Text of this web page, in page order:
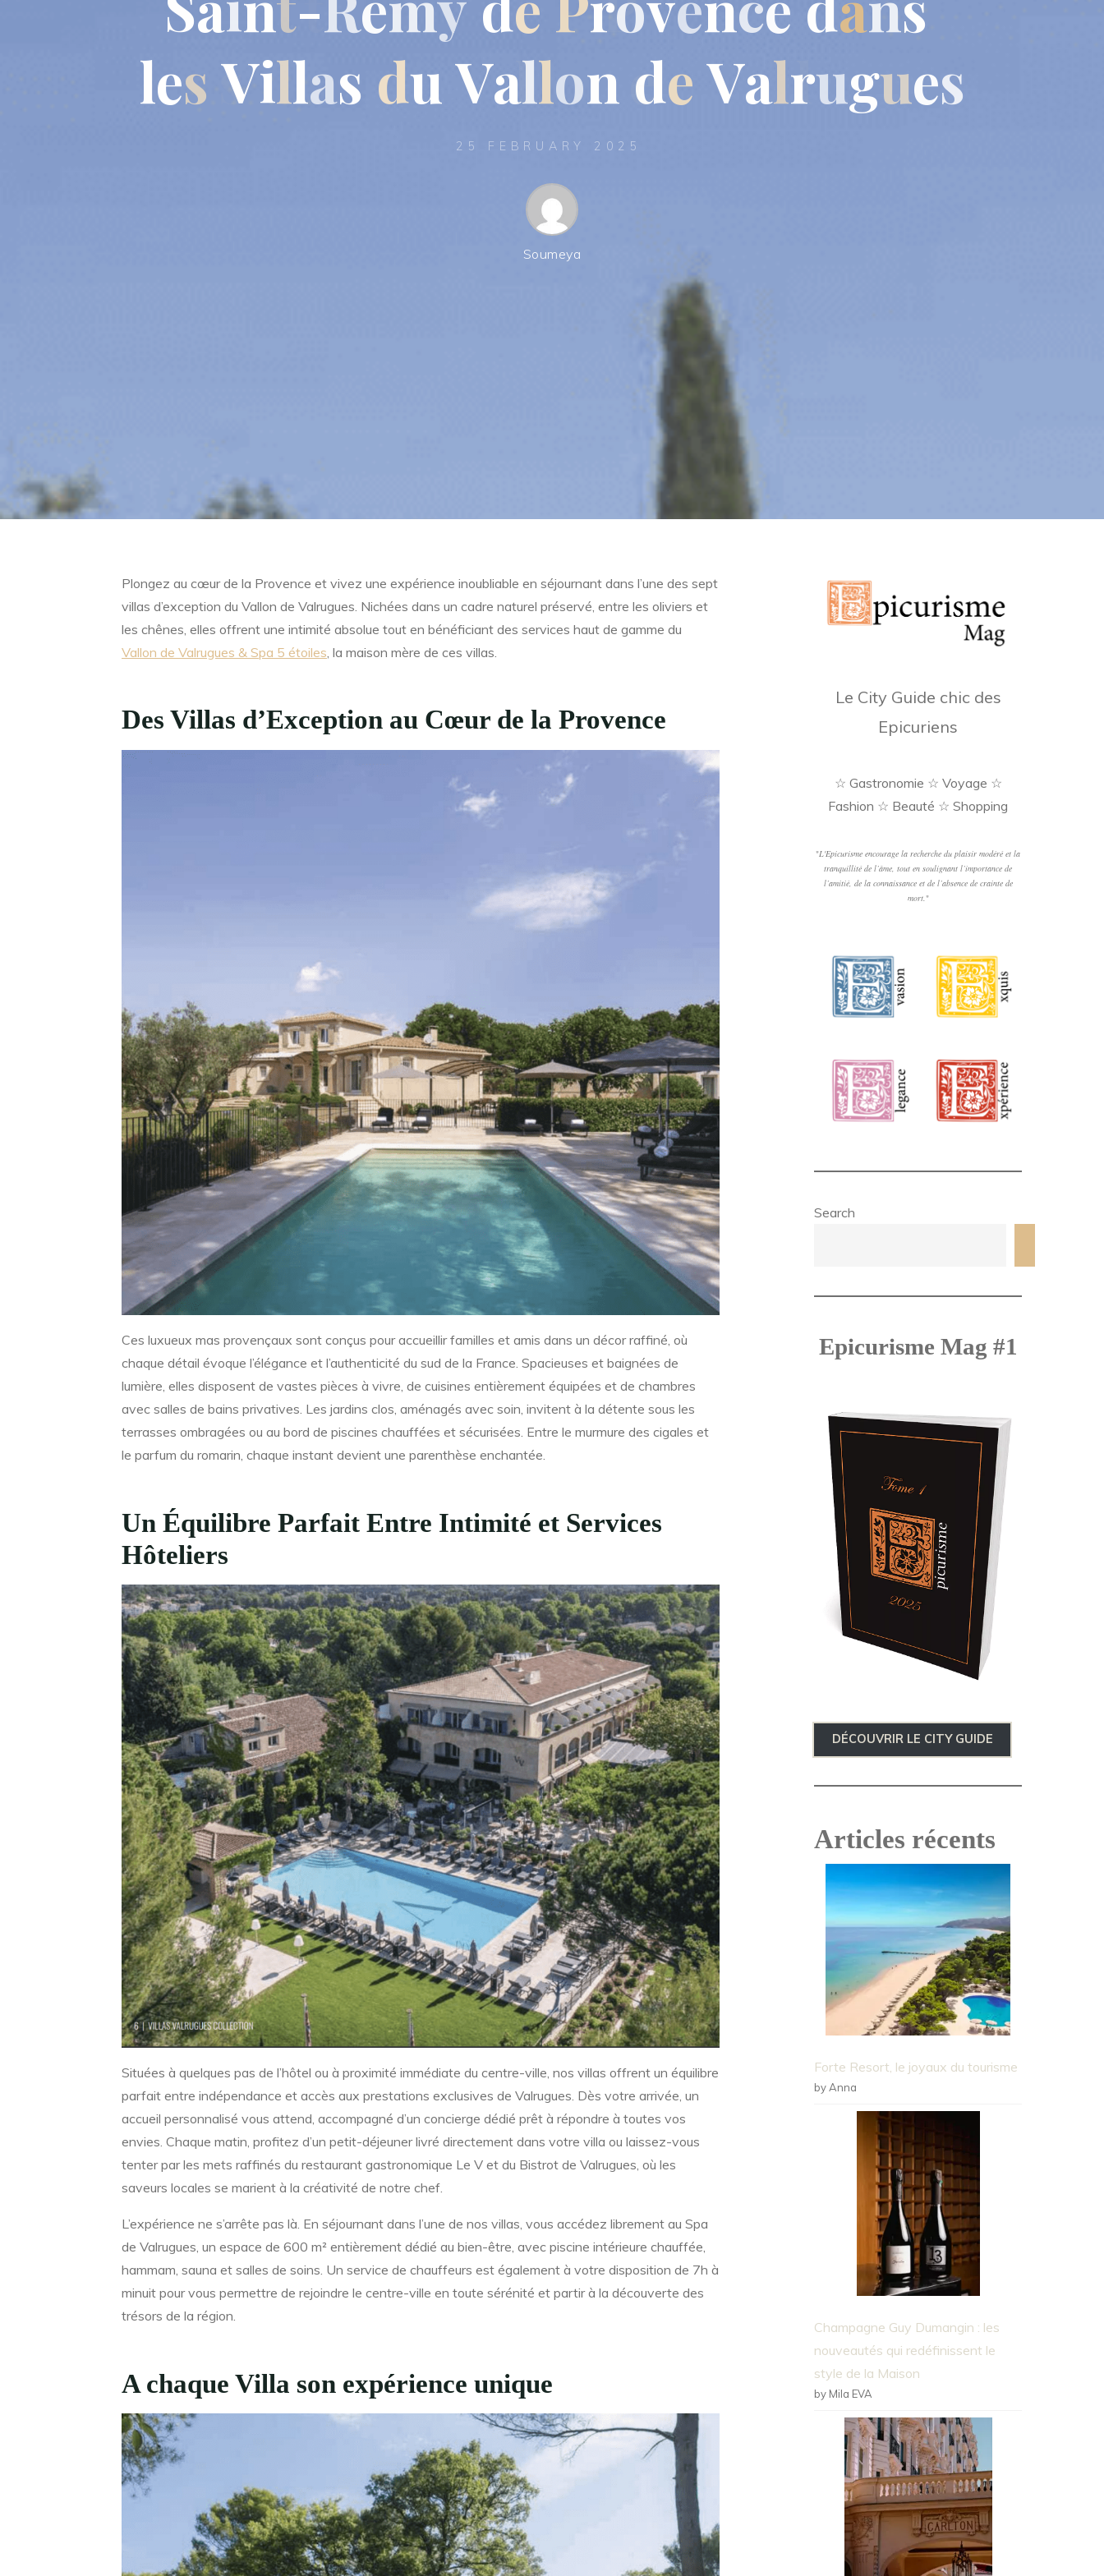
les Villas duVallon deValrugues
25 FEBRUARY 2025
Soumeya
Plongez au cœur de la Provence et vivez une expérience inoubliable en séjournant dans l’une des sept
villas d’exception du Vallon de Valrugues. Nichées dans un cadre naturel préservé, entre les oliviers et
les chênes, elles offrent une intimité absolue tout en bénéficiant des services haut de gamme du
Vallon de Valrugues & Spa 5 étoiles, la maison mère de ces villas.
Des Villas d’Exception au Cœur de la Provence
Ces luxueux mas provençaux sont conçus pour accueillir familles et amis dans un décor raffiné, où
chaque détail évoque l’élégance et l’authenticité du sud de la France. Spacieuses et baignées de
lumière, elles disposent de vastes pièces à vivre, de cuisines entièrement équipées et de chambres
avec salles de bains privatives. Les jardins clos, aménagés avec soin, invitent à la détente sous les
terrasses ombragées ou au bord de piscines chauffées et sécurisées. Entre le murmure des cigales et
le parfum du romarin, chaque instant devient une parenthèse enchantée.
Un Équilibre Parfait Entre Intimité et Services
Hôteliers
Situées à quelques pas de l’hôtel ou à proximité immédiate du centre-ville, nos villas offrent un équilibre
parfait entre indépendance et accès aux prestations exclusives de Valrugues. Dès votre arrivée, un
accueil personnalisé vous attend, accompagné d’un concierge dédié prêt à répondre à toutes vos
envies. Chaque matin, profitez d’un petit-déjeuner livré directement dans votre villa ou laissez-vous
tenter par les mets raffinés du restaurant gastronomique Le V et du Bistrot de Valrugues, où les
saveurs locales se marient à la créativité de notre chef.
L’expérience ne s’arrête pas là. En séjournant dans l’une de nos villas, vous accédez librement au Spa
de Valrugues, un espace de 600 m² entièrement dédié au bien-être, avec piscine intérieure chauffée,
hammam, sauna et salles de soins. Un service de chauffeurs est également à votre disposition de 7h à
minuit pour vous permettre de rejoindre le centre-ville en toute sérénité et partir à la découverte des
trésors de la région.
A chaque Villa son expérience unique
Le City Guide chic des
Epicuriens
☆ Gastronomie ☆ Voyage ☆
Fashion ☆ Beauté ☆ Shopping
"L'Epicurisme encourage la recherche du plaisir modéré et la
tranquillité de l’âme, tout en soulignant l’importance de
l’amitié, de la connaissance et de l’absence de crainte de
mort. "
Search
Epicurisme Mag #1
DÉCOUVRIR LE CITY GUIDE
Articles récents
Forte Resort, le joyaux du tourisme
by Anna
Champagne Guy Dumangin : les
nouveautés qui redéfinissent le
style de la Maison
by Mila EVA